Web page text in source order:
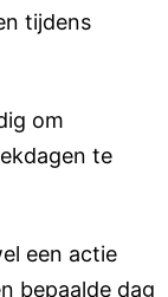
tijdens
om
te
een actie
bepaalde dag